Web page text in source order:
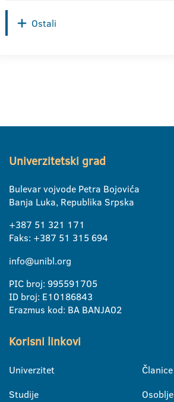
Ostali
Univerzitetski grad
Bulevar vojvode Petra Bojovića
Banja Luka, Republika Srpska
+387 51 321 171
Faks: +387 51 315 694
info@unibl.org
PIC broj: 995591705
ID broj: E10186843
Erazmus kod: BA BANJA02
Korisni linkovi
Univerzitet
Studije
Članice
Osoblje